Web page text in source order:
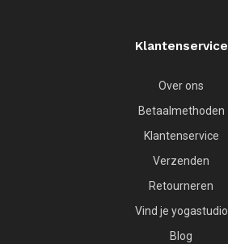
Klantenservice
Over ons
Betaalmethoden
Klantenservice
Verzenden
Retourneren
Vind je yogastudio
Blog